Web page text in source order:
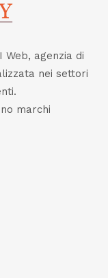
Web, agenzia di
nei settori
marchi